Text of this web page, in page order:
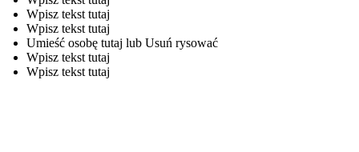
Wpisz tekst tutaj
Wpisz tekst tutaj
Umieść osobę tutaj lub Usuń rysować
Wpisz tekst tutaj
Wpisz tekst tutaj